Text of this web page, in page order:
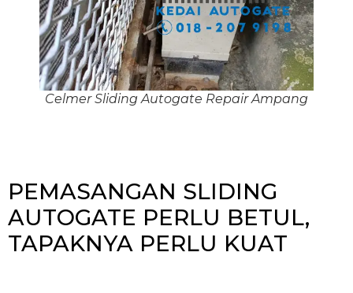
Celmer Sliding Autogate Repair Ampang
PEMASANGAN SLIDING
AUTOGATE PERLU BETUL,
TAPAKNYA PERLU KUAT